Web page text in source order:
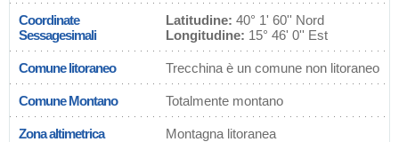
Coordinate
Sessagesimali
Latitudine: 40° 1' 60'' Nord
Longitudine: 15° 46' 0'' Est
Comune litoraneo Trecchina è un comune non litoraneo
Comune Montano Totalmente montano
Zona altimetrica Montagna litoranea